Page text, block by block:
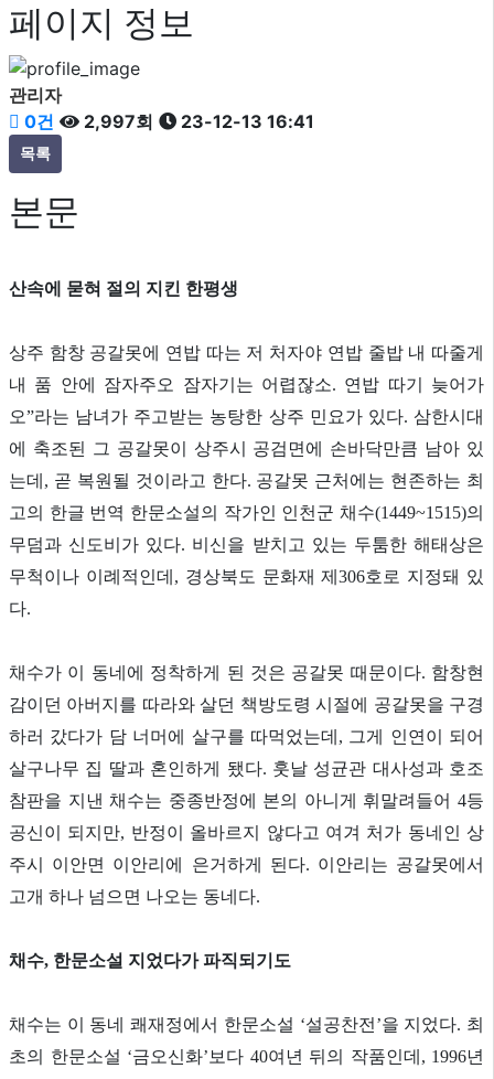
페이지 정보
관리자
0건
2,997회 23-12-13 16:41
목록
본문
산속에 묻혀 절의 지킨 한평생
상주 함창 공갈못에 연밥 따는 저 처자야 연밥 줄밥 내 따줄게
내 품 안에 잠자주오 잠자기는 어렵잖소. 연밥 따기 늦어가
오”라는 남녀가 주고받는 농탕한 상주 민요가 있다. 삼한시대
에 축조된 그 공갈못이 상주시 공검면에 손바닥만큼 남아 있
는데, 곧 복원될 것이라고 한다. 공갈못 근처에는 현존하는 최
고의 한글 번역 한문소설의 작가인 인천군 채수(1449~1515)의
무덤과 신도비가 있다. 비신을 받치고 있는 두툼한 해태상은
무척이나 이례적인데, 경상북도 문화재 제306호로 지정돼 있
다.
채수가 이 동네에 정착하게 된 것은 공갈못 때문이다. 함창현
감이던 아버지를 따라와 살던 책방도령 시절에 공갈못을 구경
하러 갔다가 담 너머에 살구를 따먹었는데, 그게 인연이 되어
살구나무 집 딸과 혼인하게 됐다. 훗날 성균관 대사성과 호조
참판을 지낸 채수는 중종반정에 본의 아니게 휘말려들어 4등
공신이 되지만, 반정이 올바르지 않다고 여겨 처가 동네인 상
주시 이안면 이안리에 은거하게 된다. 이안리는 공갈못에서
고개 하나 넘으면 나오는 동네다.
채수, 한문소설 지었다가 파직되기도
채수는 이 동네 쾌재정에서 한문소설 ‘설공찬전’을 지었다. 최
초의 한문소설 ‘금오신화’보다 40여년 뒤의 작품인데, 1996년